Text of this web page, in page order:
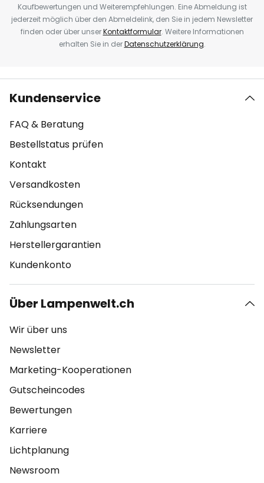
Kaufbewertungen und Weiterempfehlungen. Eine Abmeldung ist
jederzeit möglich über den Abmeldelink, den Sie in jedem Newsletter
finden oder über unserKontaktformular. Weitere Informationen
erhalten Sie in derDatenschutzerklärung.
Kundenservice
FAQ & Beratung
Bestellstatus prüfen
Kontakt
Versandkosten
Rücksendungen
Zahlungsarten
Herstellergarantien
Kundenkonto
Über Lampenwelt.ch
Wir über uns
Newsletter
Marketing-Kooperationen
Gutscheincodes
Bewertungen
Karriere
Lichtplanung
Newsroom